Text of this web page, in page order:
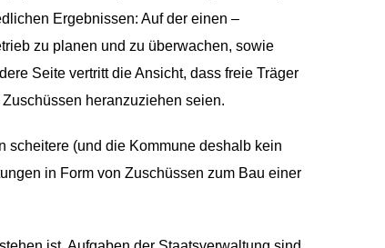
Ergebnissen: Auf der einen –
zu planen und zu überwachen, sowie
Seite vertritt die Ansicht, dass freie Träger
heranzuziehen seien.
scheitere (und die Kommune deshalb kein
in Form von Zuschüssen zum Bau einer